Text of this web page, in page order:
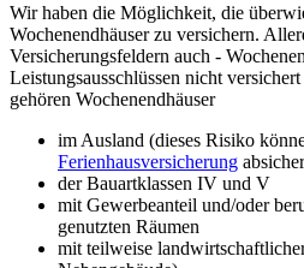
Wir haben die Möglichkeit, die
Wochenendhäuser zu versichern.
Versicherungsfeldern auch -
Leistungsausschlüssen nicht
gehören Wochenendhäuser
im Ausland (dieses Risiko
Ferienhausversicherung
der Bauartklassen IV und V
mit Gewerbeanteil und/oder
genutzten Räumen
mit teilweise